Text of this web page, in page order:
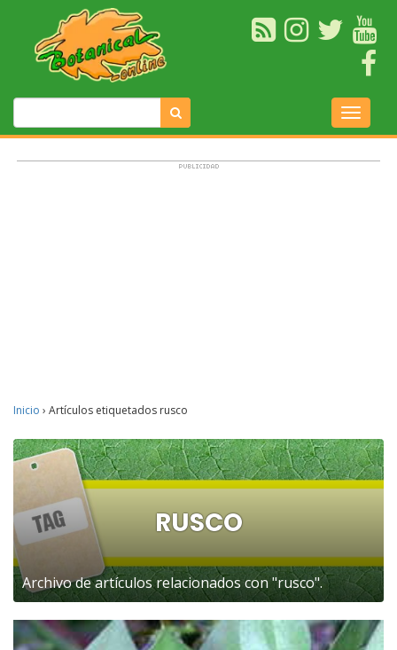
Inicio › Artículos etiquetados rusco
RUSCO
Archivo de artículos relacionados con "rusco".